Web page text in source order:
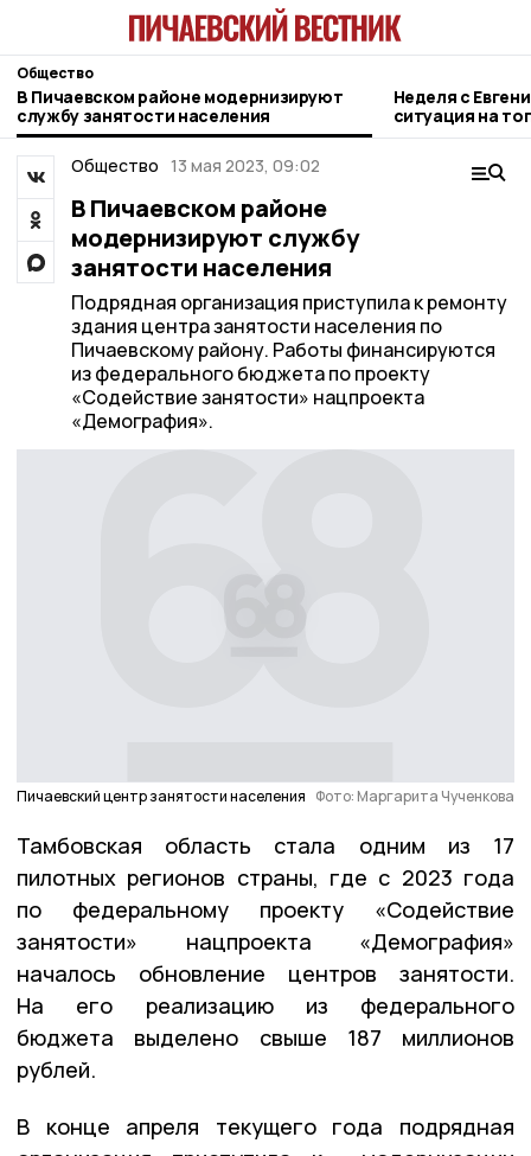
Общество
В Пичаевском районе модернизируют
службу занятости населения
Неделя с
ситуация на
городе и
Общество 13 мая 2023, 09:02
В Пичаевском районе
модернизируют службу
занятости населения
Подрядная организация приступила к ремонту
здания центра занятости населения по
Пичаевскому району. Работы финансируются
из федерального бюджета по проекту
«Содействие занятости» нацпроекта
«Демография».
Пичаевский центр занятости населения Фото: Маргарита Чученкова
Тамбовская область стала одним из 17
пилотных регионов страны, где с 2023 года
по федеральному проекту «Содействие
занятости» нацпроекта «Демография»
началось обновление центров занятости.
На его реализацию из федерального
бюджета выделено свыше 187 миллионов
рублей.
В конце апреля текущего года подрядная